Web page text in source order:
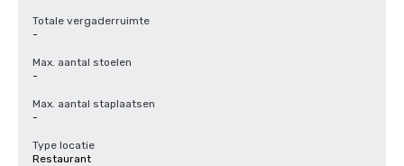
Totale vergaderruimte
-
Max. aantal stoelen
-
Max. aantal staplaatsen
-
Type locatie
Restaurant